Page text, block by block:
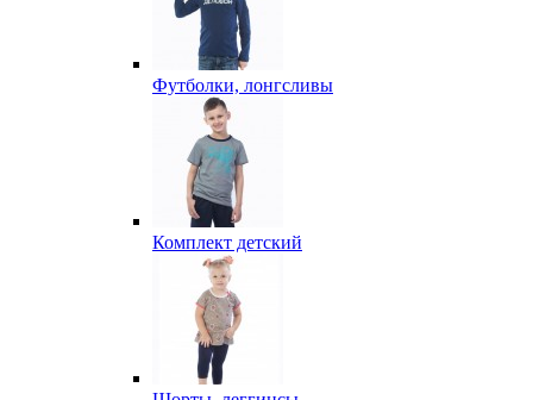
Футболки, лонгсливы
Комплект детский